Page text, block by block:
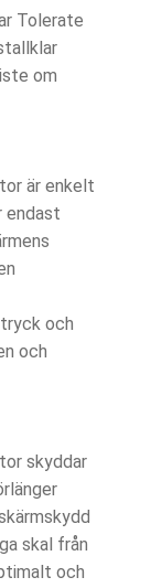
Tolerate
om
är enkelt
endast
och
och
skyddar
skal från
och